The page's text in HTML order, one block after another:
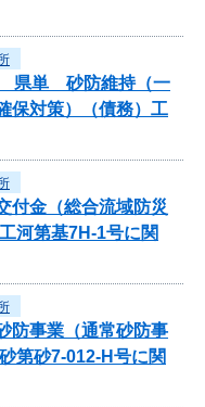
県単 砂防維持（一
保対策）（債務）工
付金（総合流域防災
河第基7H-1号に関
防事業（通常砂防事
第砂7-012‐H号に関